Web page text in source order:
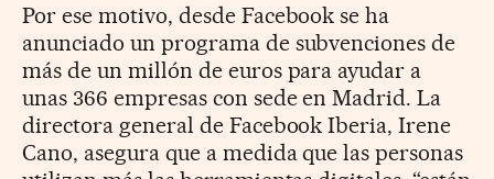
Por ese motivo, desde Facebook se ha
anunciado un programa de subvenciones de
más de un millón de euros para ayudar a
unas 366 empresas con sede en Madrid. La
directora general de Facebook Iberia, Irene
Cano, asegura que a medida que las personas